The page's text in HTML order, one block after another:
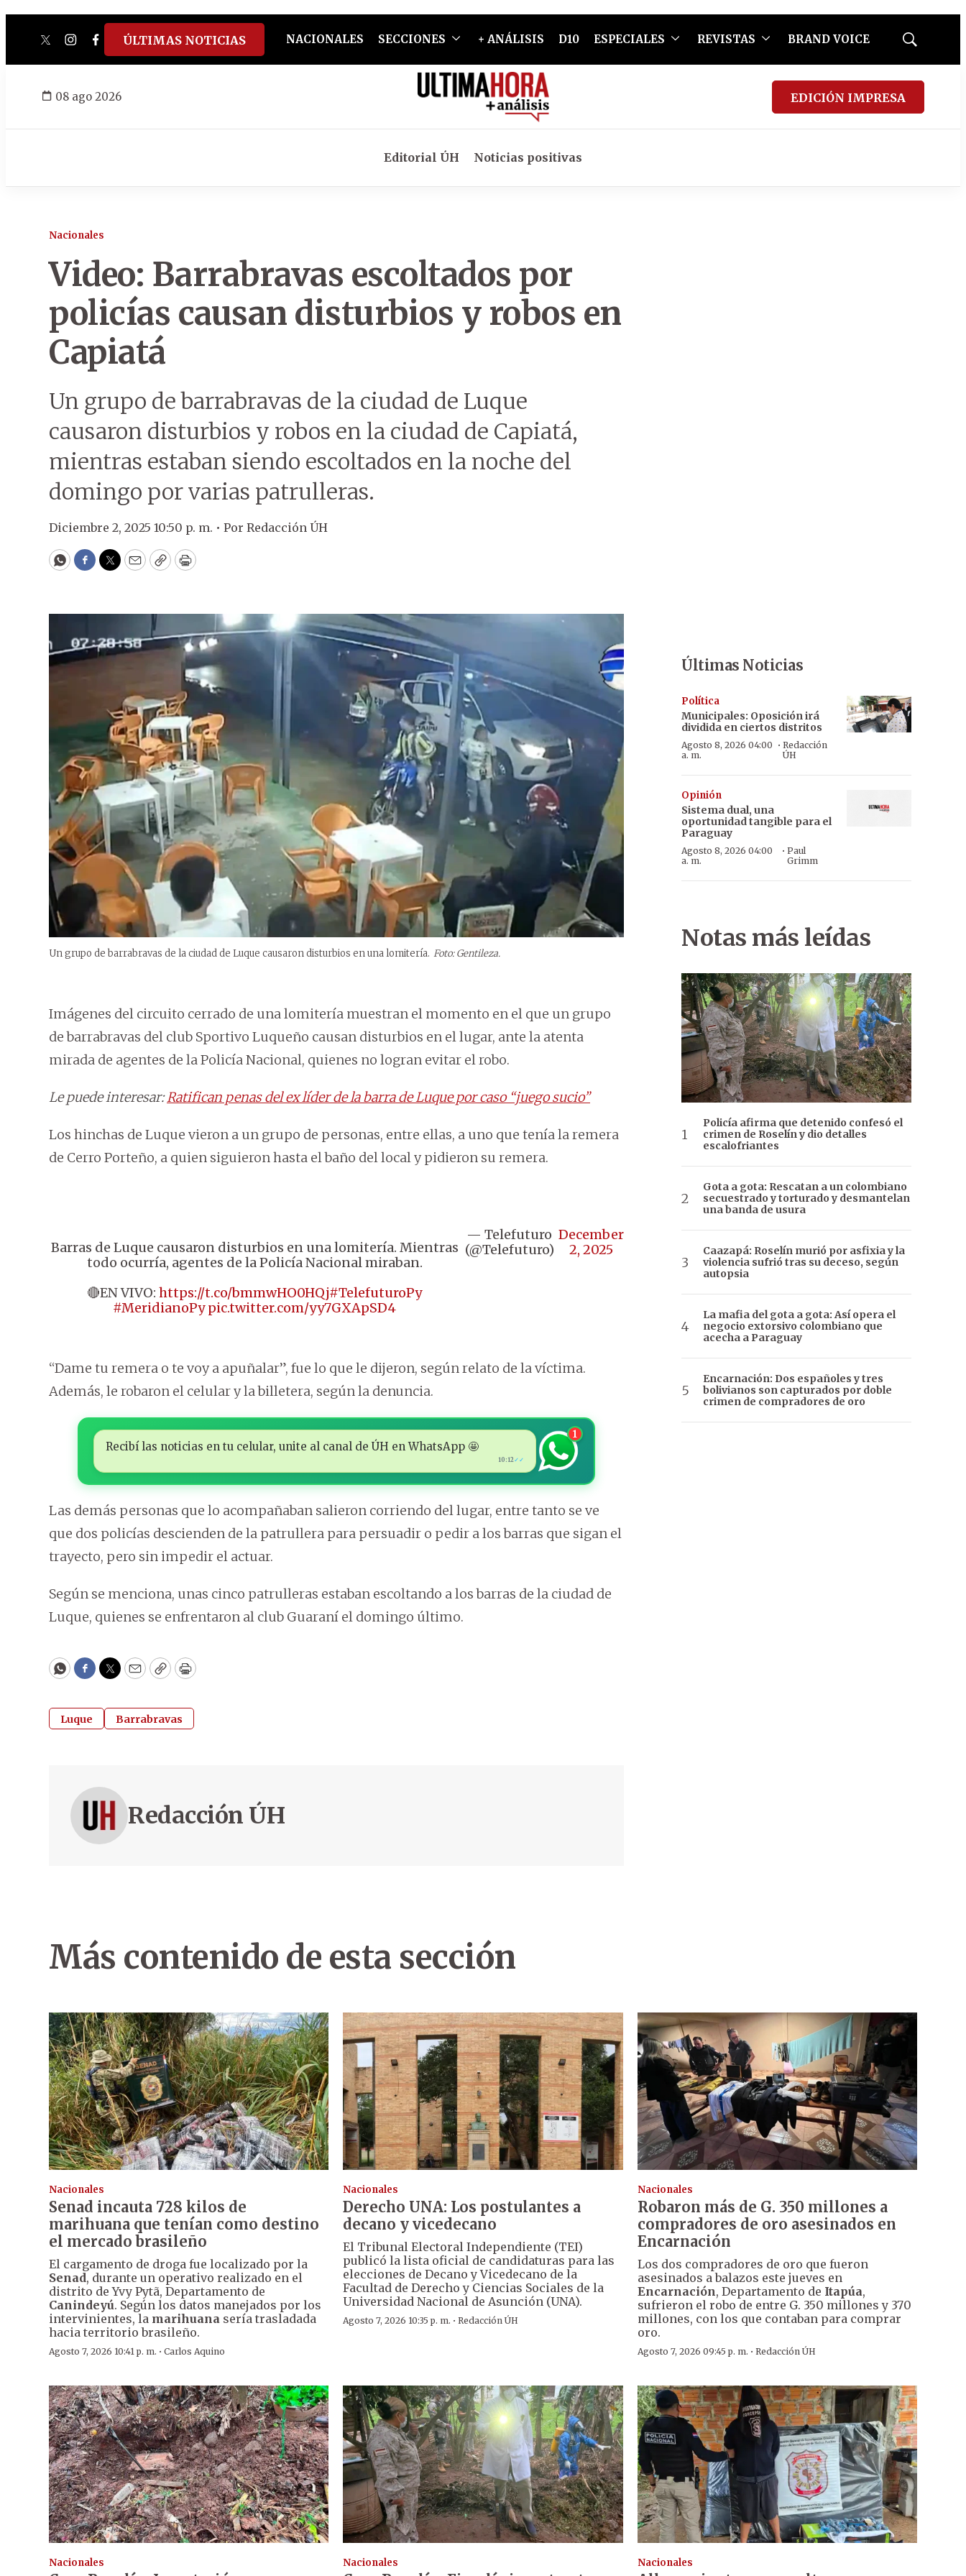
twitterinstagram
facebook
tiktokyoutube
spotify
ÚLTIMAS NOTICIAS NACIONALES SECCIONES + ANÁLISIS D10 ESPECIALES REVISTAS BRAND VOICE
Mostrar
08 ago 2026 EDICIÓN IMPRESA
Editorial ÚH Noticias positivas
Nacionales
Video: Barrabravas escoltados por
policías causan disturbios y robos en
Capiatá
Un grupo de barrabravas de la ciudad de Luque
causaron disturbios y robos en la ciudad de Capiatá,
mientras estaban siendo escoltados en la noche del
domingo por varias patrulleras.
Diciembre 2, 2025 10:50 p. m. • Por Redacción ÚH
WhatsApp
Facebook
Twitter
EmailCopyPrint
Un grupo de barrabravas de la ciudad de Luque causaron disturbios en una lomitería. Foto: Gentileza.
Imágenes del circuito cerrado de una lomitería muestran el momento en el que un grupo
de barrabravas del club Sportivo Luqueño causan disturbios en el lugar, ante la atenta
mirada de agentes de la Policía Nacional, quienes no logran evitar el robo.
Le puede interesar:Ratifican penas del ex líder de la barra de Luque por caso “juego sucio”
Los hinchas de Luque vieron a un grupo de personas, entre ellas, a uno que tenía la remera
de Cerro Porteño, a quien siguieron hasta el baño del local y pidieron su remera.
Barras de Luque causaron disturbios en una lomitería. Mientras
todo ocurría, agentes de la Policía Nacional miraban.
🔴EN VIVO:https://t.co/bmmwHO0HQj#TelefuturoPy
#MeridianoPy pic.twitter.com/yy7GXApSD4
— Telefuturo
(@Telefuturo)
December
2, 2025
“Dame tu remera o te voy a apuñalar”, fue lo que le dijeron, según relato de la víctima.
Además, le robaron el celular y la billetera, según la denuncia.
Recibí las noticias en tu celular, unite al canal de ÚH en WhatsApp 🤩
10:12✓✓
1
Las demás personas que lo acompañaban salieron corriendo del lugar, entre tanto se ve
que dos policías descienden de la patrullera para persuadir o pedir a los barras que sigan el
trayecto, pero sin impedir el actuar.
Según se menciona, unas cinco patrulleras estaban escoltando a los barras de la ciudad de
Luque, quienes se enfrentaron al club Guaraní el domingo último.
WhatsApp
Facebook
Twitter
EmailCopyPrint
Luque Barrabravas
Redacción ÚH
Últimas Noticias
Política
Municipales: Oposición irá
dividida en ciertos distritos
Agosto 8, 2026 04:00
a. m.
· Redacción
ÚH
Opinión
Sistema dual, una
oportunidad tangible para el
Paraguay
Agosto 8, 2026 04:00
a. m.
·Paul
Grimm
Notas más leídas
Policía afirma que detenido confesó el
crimen de Roselín y dio detalles
escalofriantes
Gota a gota: Rescatan a un colombiano
secuestrado y torturado y desmantelan
una banda de usura
Caazapá: Roselín murió por asfixia y la
violencia sufrió tras su deceso, según
autopsia
La mafia del gota a gota: Así opera el
negocio extorsivo colombiano que
acecha a Paraguay
Encarnación: Dos españoles y tres
bolivianos son capturados por doble
crimen de compradores de oro
Más contenido de esta sección
Nacionales
Senad incauta 728 kilos de
marihuana que tenían como destino
el mercado brasileño
El cargamento de droga fue localizado por la
Senad, durante un operativo realizado en el
distrito de Yvy Pytã, Departamento de
Canindeyú. Según los datos manejados por los
intervinientes, la marihuana sería trasladada
hacia territorio brasileño.
Agosto 7, 2026 10:41 p. m. · Carlos Aquino
Nacionales
Derecho UNA: Los postulantes a
decano y vicedecano
El Tribunal Electoral Independiente (TEI)
publicó la lista oficial de candidaturas para las
elecciones de Decano y Vicedecano de la
Facultad de Derecho y Ciencias Sociales de la
Universidad Nacional de Asunción (UNA).
Agosto 7, 2026 10:35 p. m. ·Redacción ÚH
Nacionales
Robaron más de G. 350 millones a
compradores de oro asesinados en
Encarnación
Los dos compradores de oro que fueron
asesinados a balazos este jueves en
Encarnación, Departamento de Itapúa,
sufrieron el robo de entre G. 350 millones y 370
millones, con los que contaban para comprar
oro.
Agosto 7, 2026 09:45 p. m. · Redacción ÚH
Nacionales Nacionales Nacionales